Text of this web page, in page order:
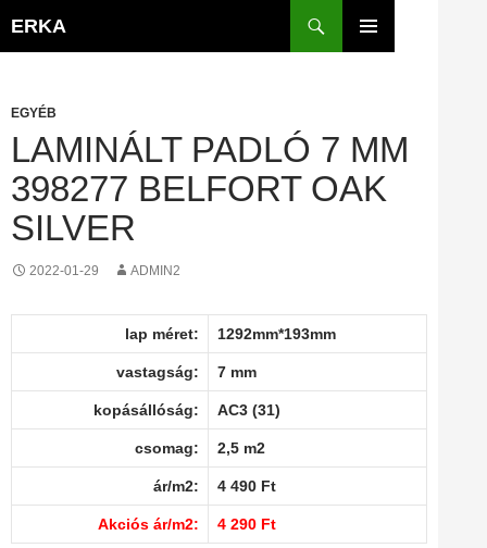
ERKA
EGYÉB
LAMINÁLT PADLÓ 7 MM
398277 BELFORT OAK
SILVER
2022-01-29 ADMIN2
lap méret: 1292mm*193mm
vastagság: 7 mm
kopásállóság: AC3 (31)
csomag: 2,5 m2
ár/m2: 4 490 Ft
Akciós ár/m2: 4 290 Ft